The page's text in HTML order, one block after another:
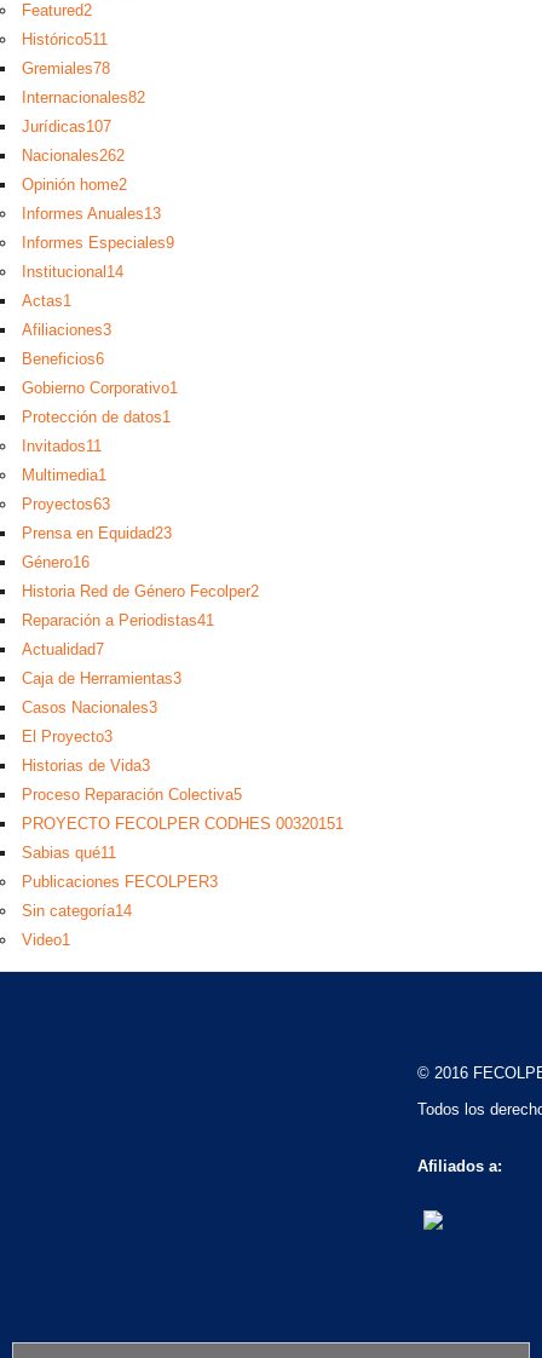
Featured2
Histórico511
Gremiales78
Internacionales82
Jurídicas107
Nacionales262
Opinión home2
Informes Anuales13
Informes Especiales9
Institucional 14
Actas1
Afiliaciones3
Beneficios6
Gobierno Corporativo1
Protección de datos1
Invitados11
Multimedia1
Proyectos63
Prensa en Equidad23
Género16
Historia Red de Género Fecolper2
Reparación a Periodistas41
Actualidad7
Caja de Herramientas3
Casos Nacionales3
El Proyecto3
Historias de Vida3
Proceso Reparación Colectiva5
PROYECTO FECOLPER CODHES 00320151
Sabias qué11
Publicaciones FECOLPER3
Sin categoría14
Video1
© 2016
Todos los
Afiliados a: